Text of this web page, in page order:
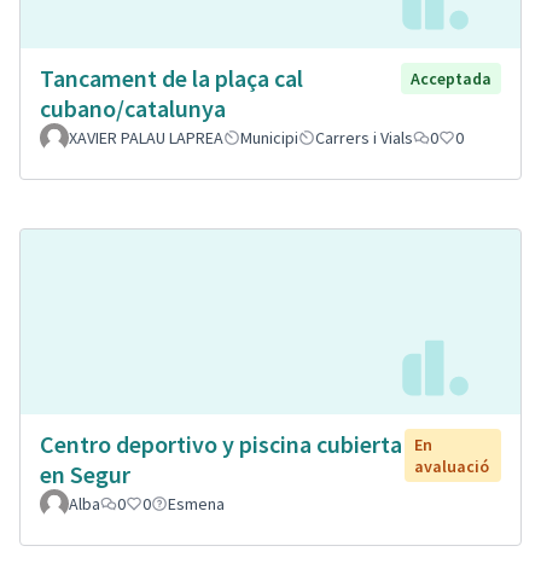
Tancament de la plaça cal
cubano/catalunya
Acceptada
XAVIER PALAU LAPREA Municipi Carrers i Vials 0 0
Centro deportivo y piscina cubierta
en Segur
En
avaluació
Alba
0 0 Esmena